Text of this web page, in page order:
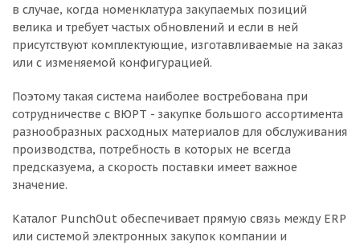
в случае, когда номенклатура закупаемых позиций
велика и требует частых обновлений и если в ней
присутствуют комплектующие, изготавливаемые на заказ
или с изменяемой конфигурацией.
Поэтому такая система наиболее востребована при
сотрудничестве с ВЮРТ - закупке большого ассортимента
разнообразных расходных материалов для обслуживания
производства, потребность в которых не всегда
предсказуема, а скорость поставки имеет важное
значение.
Каталог PunchOut обеспечивает прямую связь между ERP
или системой электронных закупок компании и